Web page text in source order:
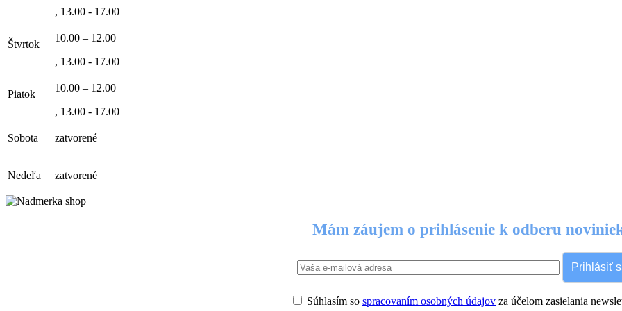
, 13.00 - 17.00
Štvrtok
10.00 – 12.00
, 13.00 - 17.00
Piatok
10.00 – 12.00
, 13.00 - 17.00
Sobota zatvorené
Nedeľa zatvorené
Mám záujem o prihlásenie k odberu
Prihlásiť
Súhlasím so spracovaním osobných údajov za účelom zasielania